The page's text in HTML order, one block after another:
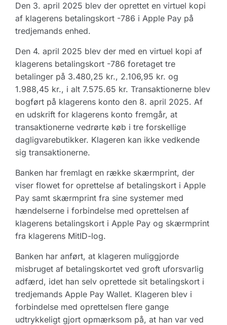
Den 3. april 2025 blev der oprettet en virtuel kopi
af klagerens betalingskort -786 i Apple Pay på
tredjemands enhed.
Den 4. april 2025 blev der med en virtuel kopi af
klagerens betalingskort -786 foretaget tre
betalinger på 3.480,25 kr., 2.106,95 kr. og
1.988,45 kr., i alt 7.575.65 kr. Transaktionerne blev
bogført på klagerens konto den 8. april 2025. Af
en udskrift for klagerens konto fremgår, at
transaktionerne vedrørte køb i tre forskellige
dagligvarebutikker. Klageren kan ikke vedkende
sig transaktionerne.
Banken har fremlagt en række skærmprint, der
viser flowet for oprettelse af betalingskort i Apple
Pay samt skærmprint fra sine systemer med
hændelserne i forbindelse med oprettelsen af
klagerens betalingskort i Apple Pay og skærmprint
fra klagerens MitID-log.
Banken har anført, at klageren muliggjorde
misbruget af betalingskortet ved groft uforsvarlig
adfærd, idet han selv oprettede sit betalingskort i
tredjemands Apple Pay Wallet. Klageren blev i
forbindelse med oprettelsen flere gange
udtrykkeligt gjort opmærksom på, at han var ved